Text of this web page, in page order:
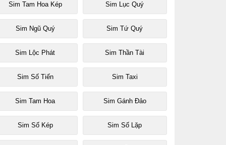
Sim Tam Hoa Kép Sim Lục Quý
Sim Ngũ Quý Sim Tứ Quý
Sim Lộc Phát Sim Thần Tài
Sim Số Tiến Sim Taxi
Sim Tam Hoa Sim Gánh Đảo
Sim Số Kép Sim Số Lặp